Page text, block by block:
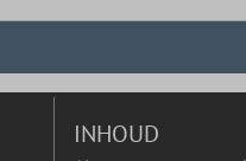
INHOUD